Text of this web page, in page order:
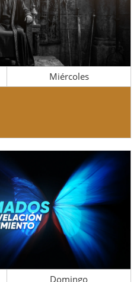
Miércoles
Domingo